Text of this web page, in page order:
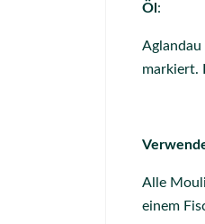
Öl :
markiert.
Alle
einem